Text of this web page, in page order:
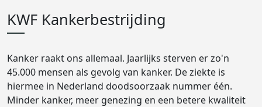
KWF Kankerbestrijding
Kanker raakt ons allemaal. Jaarlijks sterven er zo'n
45.000 mensen als gevolg van kanker. De ziekte is
hiermee in Nederland doodsoorzaak nummer één.
Minder kanker, meer genezing en een betere kwaliteit